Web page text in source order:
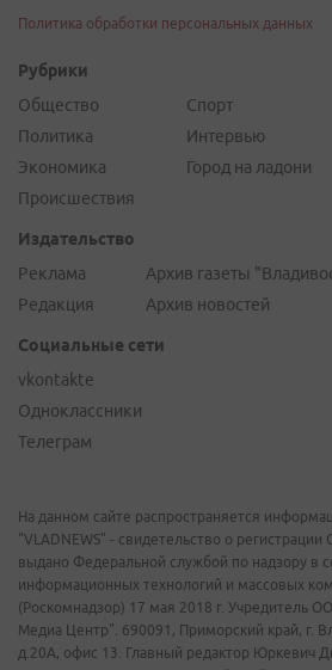
Политика обработки персональных данных
Рубрики
Общество
Политика
Экономика
Происшествия
Спорт
Интервью
Город на ладони
Издательство
Реклама
Редакция
Архив газеты
Архив новостей
Социальные сети
vkontakte
Одноклассники
Телеграм
На данном сайте распространяется
"VLADNEWS" - свидетельство о
выдано Федеральной службой по надзору в
информационных технологий и массовых
(Роскомнадзор) 17 мая 2018 г. Учредитель
Медиа Центр". 690091, Приморский край, г.
д.20А, офис 13. Главный редактор Юркевич